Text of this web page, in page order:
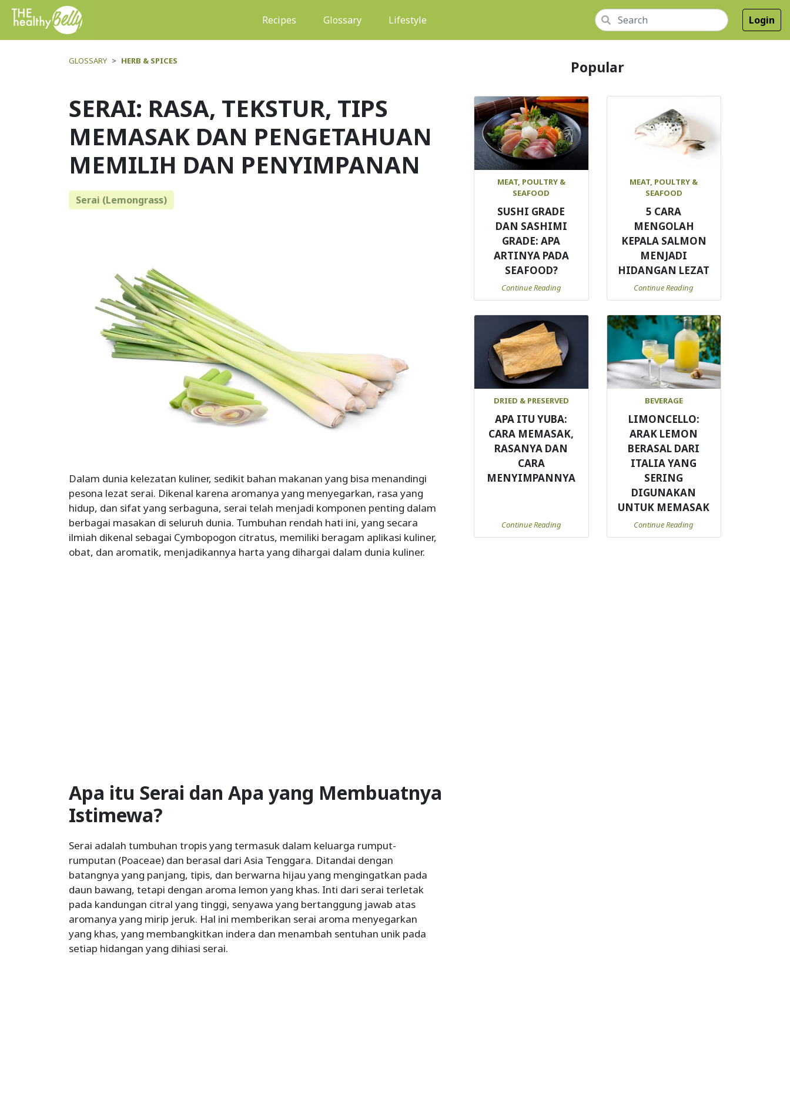
Recipes (current)Glossary Lifestyle Login
GLOSSARY HERB & SPICES
SERAI: RASA, TEKSTUR, TIPS
MEMASAK DAN PENGETAHUAN
MEMILIH DAN PENYIMPANAN
Serai (Lemongrass)
Dalam dunia kelezatan kuliner, sedikit bahan makanan yang bisa menandingi
pesona lezat serai. Dikenal karena aromanya yang menyegarkan, rasa yang
hidup, dan sifat yang serbaguna, serai telah menjadi komponen penting dalam
berbagai masakan di seluruh dunia. Tumbuhan rendah hati ini, yang secara
ilmiah dikenal sebagai Cymbopogon citratus, memiliki beragam aplikasi kuliner,
obat, dan aromatik, menjadikannya harta yang dihargai dalam dunia kuliner.
Apa itu Serai dan Apa yang Membuatnya
Istimewa?
Serai adalah tumbuhan tropis yang termasuk dalam keluarga rumput-
rumputan (Poaceae) dan berasal dari Asia Tenggara. Ditandai dengan
batangnya yang panjang, tipis, dan berwarna hijau yang mengingatkan pada
daun bawang, tetapi dengan aroma lemon yang khas. Inti dari serai terletak
pada kandungan citral yang tinggi, senyawa yang bertanggung jawab atas
aromanya yang mirip jeruk. Hal ini memberikan serai aroma menyegarkan
yang khas, yang membangkitkan indera dan menambah sentuhan unik pada
setiap hidangan yang dihiasi serai.
Popular
MEAT, POULTRY &
SEAFOOD
SUSHI GRADE
DAN SASHIMI
GRADE: APA
ARTINYA PADA
SEAFOOD?
Continue Reading
MEAT, POULTRY &
SEAFOOD
5 CARA
MENGOLAH
KEPALA SALMON
MENJADI
HIDANGAN LEZAT
Continue Reading
DRIED & PRESERVED
APA ITU YUBA:
CARA MEMASAK,
RASANYA DAN
CARA
MENYIMPANNYA
Continue Reading
BEVERAGE
LIMONCELLO:
ARAK LEMON
BERASAL DARI
ITALIA YANG
SERING
DIGUNAKAN
UNTUK MEMASAK
Continue Reading